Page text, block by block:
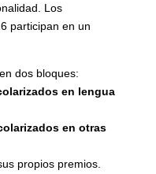
Los
participan en un
dos bloques:
en lengua
en otras
propios premios.